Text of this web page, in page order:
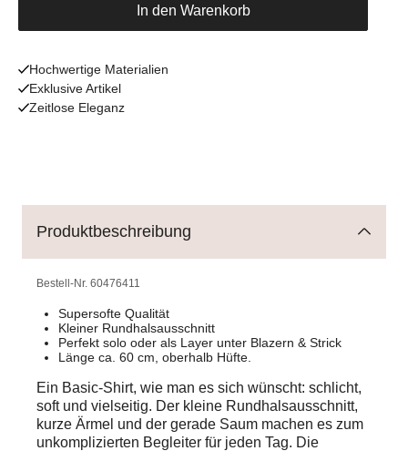
In den Warenkorb
Hochwertige Materialien
Exklusive Artikel
Zeitlose Eleganz
Produktbeschreibung
Bestell-Nr. 60476411
Supersofte Qualität
Kleiner Rundhalsausschnitt
Perfekt solo oder als Layer unter Blazern & Strick
Länge ca. 60 cm, oberhalb Hüfte.
Ein Basic-Shirt, wie man es sich wünscht: schlicht,
soft und vielseitig. Der kleine Rundhalsausschnitt,
kurze Ärmel und der gerade Saum machen es zum
unkomplizierten Begleiter für jeden Tag. Die